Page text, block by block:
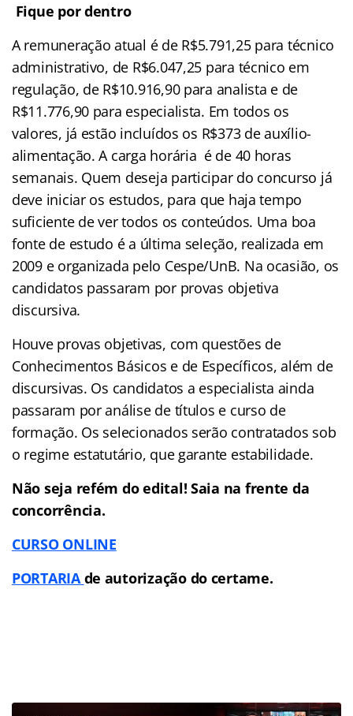
Fique por dentro
A remuneração atual é de R$5.791,25 para técnico
administrativo, de R$6.047,25 para técnico em
regulação, de R$10.916,90 para analista e de
R$11.776,90 para especialista. Em todos os
valores, já estão incluídos os R$373 de auxílio-
alimentação. A carga horária é de 40 horas
semanais. Quem deseja participar do concurso já
deve iniciar os estudos, para que haja tempo
suficiente de ver todos os conteúdos. Uma boa
fonte de estudo é a última seleção, realizada em
2009 e organizada pelo Cespe/UnB. Na ocasião, os
candidatos passaram por provas objetiva
discursiva.
Houve provas objetivas, com questões de
Conhecimentos Básicos e de Específicos, além de
discursivas. Os candidatos a especialista ainda
passaram por análise de títulos e curso de
formação. Os selecionados serão contratados sob
o regime estatutário, que garante estabilidade.
Não seja refém do edital! Saia na frente da
concorrência.
CURSO ONLINE
PORTARIA de autorização do certame.